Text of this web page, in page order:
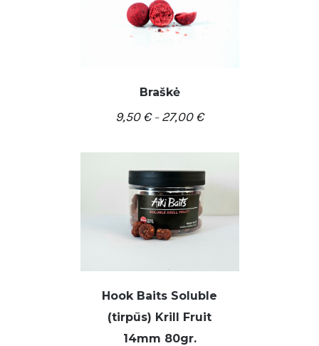
PASIRINKTI SAVYBES
Braškė
9,50€– 27,00€
Hook Baits Soluble
(tirpūs) Krill Fruit
14mm 80gr.